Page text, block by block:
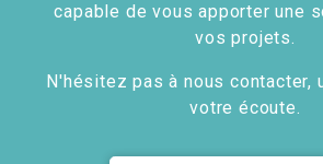
capable de vous apporter une
vos projets.
N'hésitez pas à nous contacter,
votre écoute.